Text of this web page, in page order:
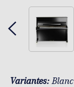
Variantes:Blanc